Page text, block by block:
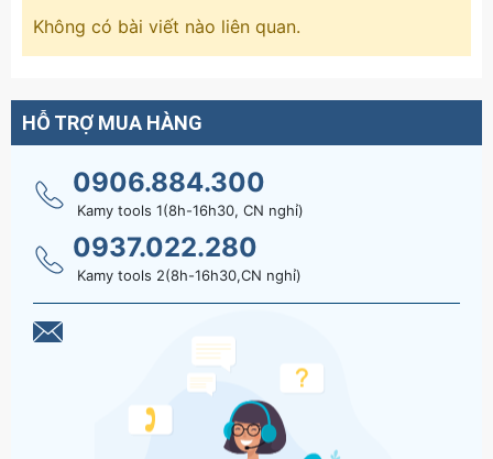
Không có bài viết nào liên quan.
HỖ TRỢ MUA HÀNG
0906.884.300
Kamy tools 1(8h-16h30, CN nghỉ)
0937.022.280
Kamy tools 2(8h-16h30,CN nghỉ)